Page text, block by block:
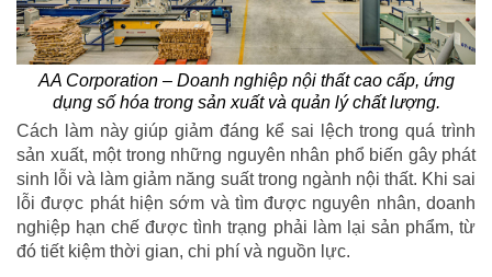
AA Corporation – Doanh nghiệp nội thất cao cấp, ứng
dụng số hóa trong sản xuất và quản lý chất lượng.
Cách làm này giúp giảm đáng kể sai lệch trong quá trình
sản xuất, một trong những nguyên nhân phổ biến gây phát
sinh lỗi và làm giảm năng suất trong ngành nội thất. Khi sai
lỗi được phát hiện sớm và tìm được nguyên nhân, doanh
nghiệp hạn chế được tình trạng phải làm lại sản phẩm, từ
đó tiết kiệm thời gian, chi phí và nguồn lực.